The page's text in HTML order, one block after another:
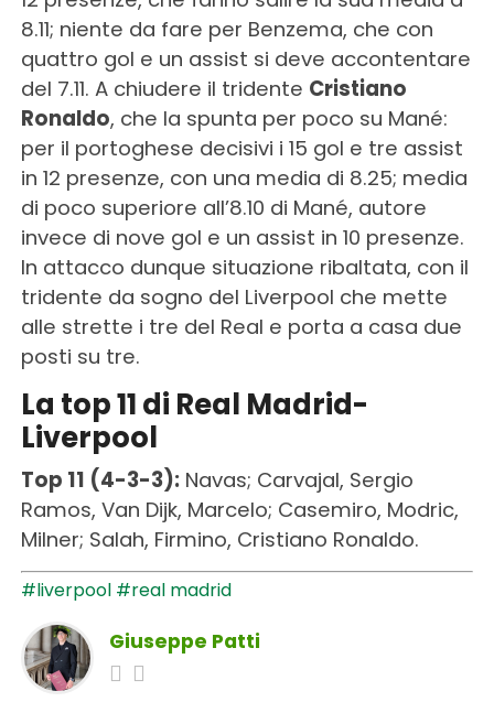
8.11; niente da fare per Benzema, che con
quattro gol e un assist si deve accontentare
del 7.11. A chiudere il tridente Cristiano
Ronaldo, che la spunta per poco su Mané:
per il portoghese decisivi i 15 gol e tre assist
in 12 presenze, con una media di 8.25; media
di poco superiore all’8.10 di Mané, autore
invece di nove gol e un assist in 10 presenze.
In attacco dunque situazione ribaltata, con il
tridente da sogno del Liverpool che mette
alle strette i tre del Real e porta a casa due
posti su tre.
La top 11 di Real Madrid-
Liverpool
Top 11 (4-3-3):Navas; Carvajal, Sergio
Ramos, Van Dijk, Marcelo; Casemiro, Modric,
Milner; Salah, Firmino, Cristiano Ronaldo.
#liverpool #real madrid
Giuseppe Patti